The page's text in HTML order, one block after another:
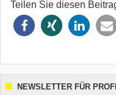
Teilen Sie diesen
NEWSLETTER FÜR